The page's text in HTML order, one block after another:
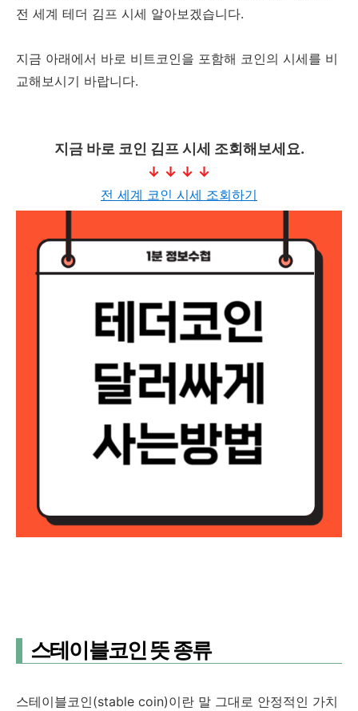
전 세계 테더 김프 시세 알아보겠습니다.
지금 아래에서 바로 비트코인을 포함해 코인의 시세를 비
교해보시기 바랍니다.
지금 바로 코인 김프 시세 조회해보세요.
↓ ↓ ↓ ↓
전 세계 코인 시세 조회하기
스테이블코인 뜻 종류
스테이블코인(stable coin)이란 말 그대로 안정적인 가치